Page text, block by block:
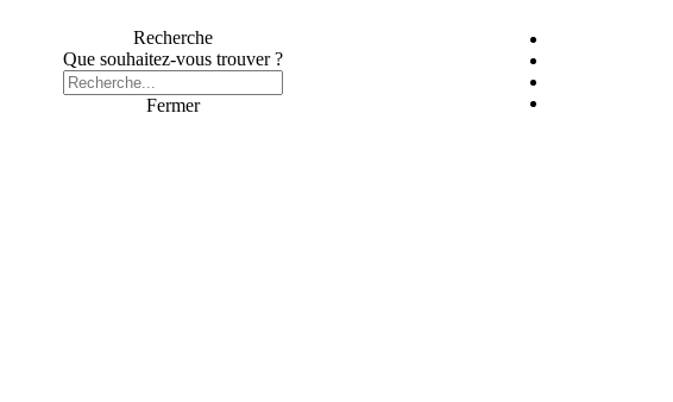
Recherche
Que souhaitez-vous trouver ?
Fermer